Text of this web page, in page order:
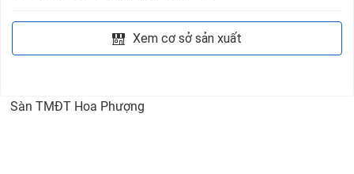
Xem cơ sở sản xuất
Sàn TMĐT Hoa Phượng